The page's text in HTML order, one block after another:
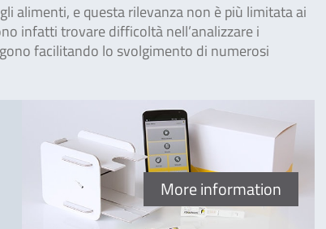
alimenti, e questa rilevanza non è più limitata ai
infatti trovare difficoltà nell’analizzare i
facilitando lo svolgimento di numerosi
More information